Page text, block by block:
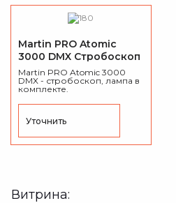
Martin PRO Atomic
3000 DMX Стробоскоп
Martin PRO Atomic 3000
DMX - стробоскоп, лампа в
комплекте.
Уточнить
Витрина: